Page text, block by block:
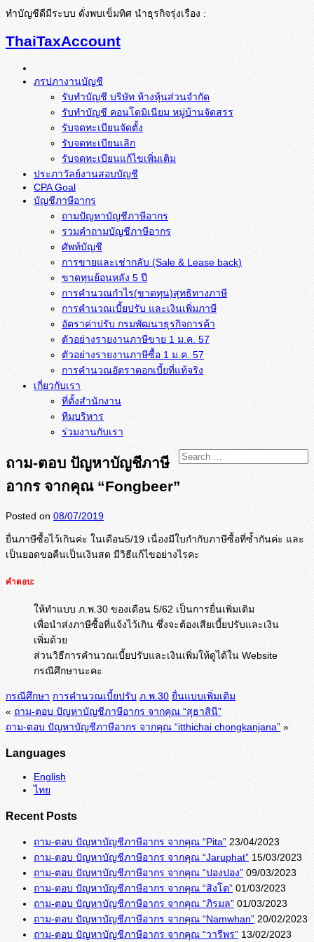
ทำบัญชีดีมีระบบ ดั่งพบเข็มทิศ นำธุรกิจรุ่งเรือง :
ThaiTaxAccount
ภรปภางานบัญชี
รับทำบัญชี บริษัท ห้างหุ้นส่วนจำกัด
รับทำบัญชี คอนโดมิเนียม หมู่บ้านจัดสรร
รับจดทะเบียนจัดตั้ง
รับจดทะเบียนเลิก
รับจดทะเบียนแก้ไขเพิ่มเติม
ประภาวัลย์งานสอบบัญชี
CPA Goal
บัญชีภาษีอากร
ถามปัญหาบัญชีภาษีอากร
รวมคำถามบัญชีภาษีอากร
ศัพท์บัญชี
การขายและเช่ากลับ (Sale & Lease back)
ขาดทุนย้อนหลัง 5 ปี
การคำนวณกำไร(ขาดทุน)สุทธิทางภาษี
การคำนวณเบี้ยปรับ และเงินเพิ่มภาษี
อัตราค่าปรับ กรมพัฒนาธุรกิจการค้า
ตัวอย่างรายงานภาษีขาย 1 ม.ค. 57
การคำนวณอัตราดอกเบี้ยที่แท้จริง
เกี่ยวกับเรา
ที่ตั้งสำนักงาน
ทีมบริหาร
ร่วมงานกับเรา
ถาม-ตอบ ปัญหาบัญชีภาษี
อากร จากคุณ “Fongbeer”
Posted on 08/07/2019
ยื่นภาษีซื้อไว้เกินค่ะ ในเดือน5/19 เนื่องมีใบกำกับภาษีซื้อที่ซ้ำกันค่ะ และ
เป็นยอดขอคืนเป็นเงินสด มีวิธีแก้ไขอย่างไรคะ
คำตอบ:
ให้ทำแบบ ภ.พ.30 ของเดือน 5/62 เป็นการยื่นเพิ่มเติม
เพื่อนำส่งภาษีซื้อที่แจ้งไว้เกิน ซึ่งจะต้องเสียเบี้ยปรับและเงิน
เพิ่มด้วย
ส่วนวิธีการคำนวณเบี้ยปรับและเงินเพิ่มให้ดูได้ใน Website
กรณีศึกษานะคะ
กรณีศึกษา การคำนวณเบี้ยปรับ ภ.พ.30 ยื่นแบบเพิ่มเติม
« ถาม-ตอบ ปัญหาบัญชีภาษีอากร จากคุณ “สุธาสินี”
ถาม-ตอบ ปัญหาบัญชีภาษีอากร จากคุณ “itthichai chongkanjana” »
Languages
English
ไทย
Recent Posts
ถาม-ตอบ ปัญหาบัญชีภาษีอากร จากคุณ “Pita” 23/04/2023
ถาม-ตอบ ปัญหาบัญชีภาษีอากร จากคุณ “Jaruphat” 15/03/2023
ถาม-ตอบ ปัญหาบัญชีภาษีอากร จากคุณ “ปองปอง” 09/03/2023
ถาม-ตอบ ปัญหาบัญชีภาษีอากร จากคุณ “สิงโต” 01/03/2023
ถาม-ตอบ ปัญหาบัญชีภาษีอากร จากคุณ “ภิรมล” 01/03/2023
ถาม-ตอบ ปัญหาบัญชีภาษีอากร จากคุณ “Namwhan” 20/02/2023
ถาม-ตอบ ปัญหาบัญชีภาษีอากร จากคุณ “วารีพร” 13/02/2023